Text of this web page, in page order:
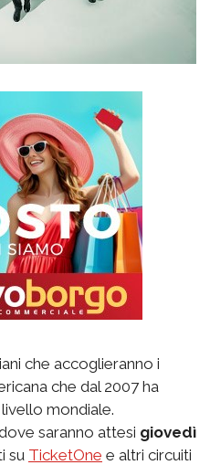
che accoglieranno i
che dal 2007 ha
mondiale.
saranno attesi giovedì
su TicketOne e altri circuiti